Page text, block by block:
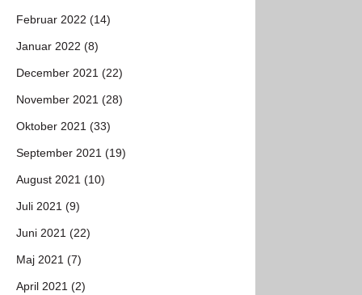
Februar 2022 (14)
Januar 2022 (8)
December 2021 (22)
November 2021 (28)
Oktober 2021 (33)
September 2021 (19)
August 2021 (10)
Juli 2021 (9)
Juni 2021 (22)
Maj 2021 (7)
April 2021 (2)